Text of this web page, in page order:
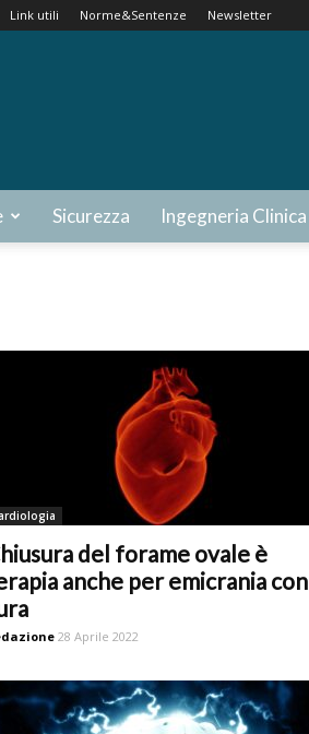
Link utili Norme&Sentenze Newsletter
Sicurezza Ingegneria Clinica
del forame ovale è
anche per emicrania con
28 Aprile 2022